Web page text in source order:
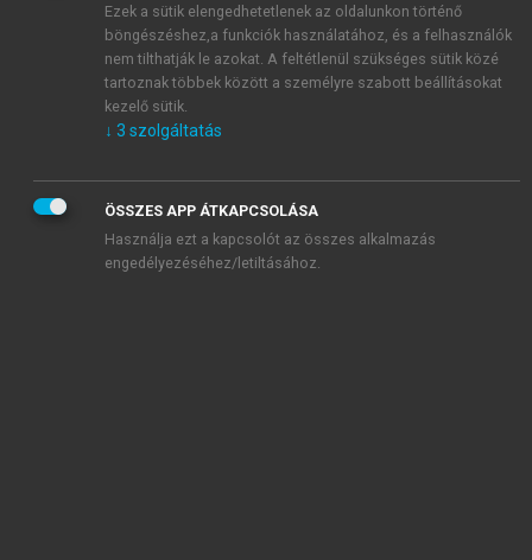
veszem és elfogadom.
Általános vásárlási feltételeket, valamint a szotar.netés a
mersz.huoldalak licencszerződéseiben foglaltakat
tudomásul veszem és elfogadom.
KIPRÓBÁLOM
Ezek a sütik elengedhetetlenek az oldalunkon történő
böngészéshez,a funkciók használatához, és a felhasználók
nem tilthatják le azokat. A feltétlenül szükséges sütik közé
tartoznak többek között a személyre szabott beállításokat
kezelő sütik.
↓ 3 szolgáltatás
ÖSSZES APP ÁTKAPCSOLÁSA
Használja ezt a kapcsolót az összes alkalmazás
engedélyezéséhez/letiltásához.